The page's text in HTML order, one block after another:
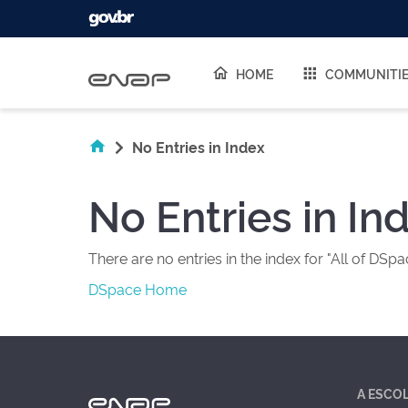
HOME
No Entries in Index
No Entries in
There are no entries in the index for "All of
DSpace Home
A